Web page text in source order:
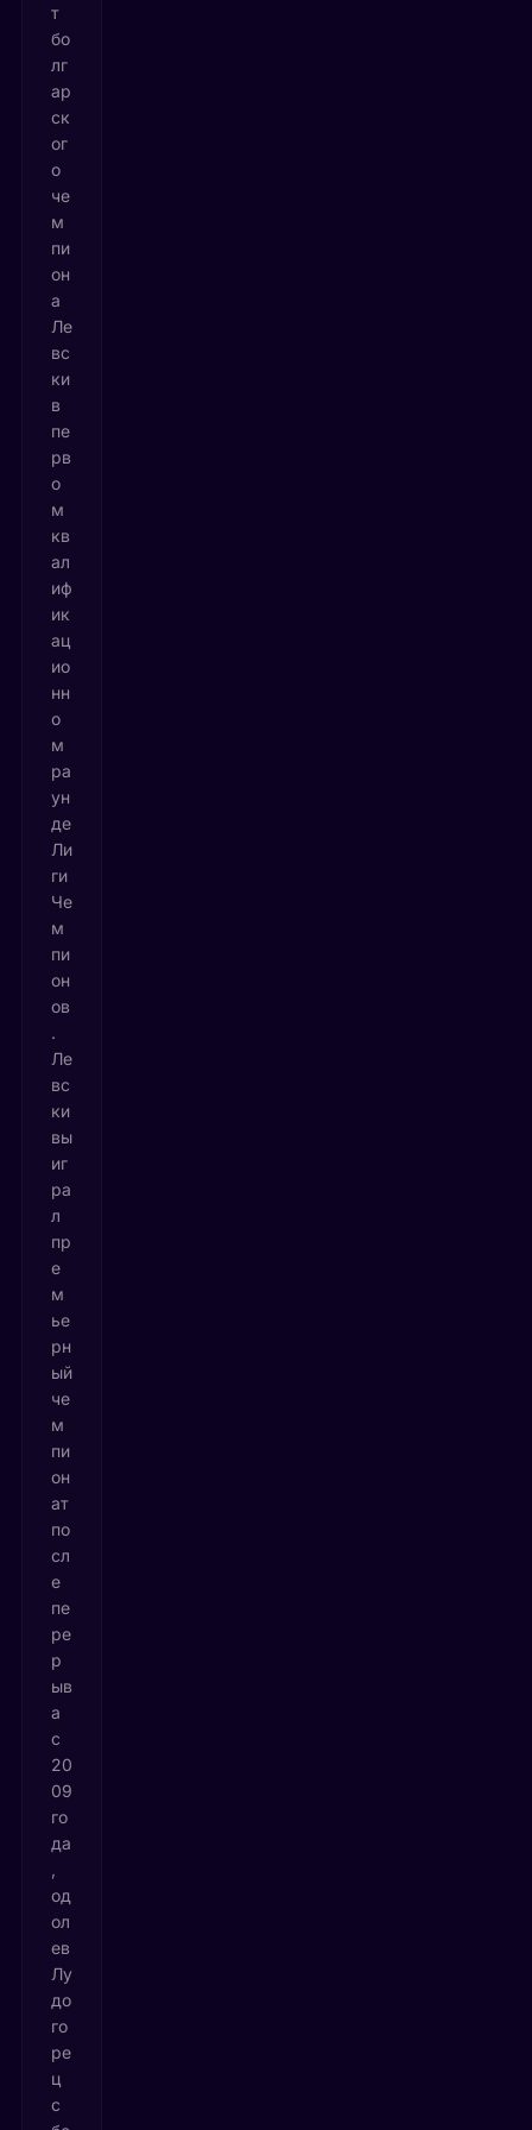
т
бо
лг
ар
ск
ог
о
че
м
пи
он
а
Ле
вс
ки
в
пе
рв
о
м
кв
ал
иф
ик
ац
ио
нн
о
м
ра
ун
де
Ли
ги
Че
м
пи
он
ов
.
Ле
вс
ки
вы
иг
ра
л
пр
е
м
ье
рн
ый
че
м
пи
он
ат
по
сл
е
пе
ре
р
ыв
а
с
20
09
го
да
од
ол
ев
Лу
до
го
ре
ц
с